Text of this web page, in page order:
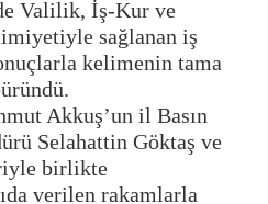
Valilik, İş-Kur ve
sağlanan iş
kelimenin tama
Akkuş’un il Basın
Selahattin Göktaş ve
birlikte
verilen rakamlarla